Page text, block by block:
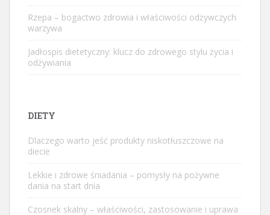
Rzepa – bogactwo zdrowia i właściwości odżywczych
warzywa
Jadłospis dietetyczny: klucz do zdrowego stylu życia i
odżywiania
DIETY
Dlaczego warto jeść produkty niskotłuszczowe na
diecie
Lekkie i zdrowe śniadania – pomysły na pożywne
dania na start dnia
Czosnek skalny – właściwości, zastosowanie i uprawa